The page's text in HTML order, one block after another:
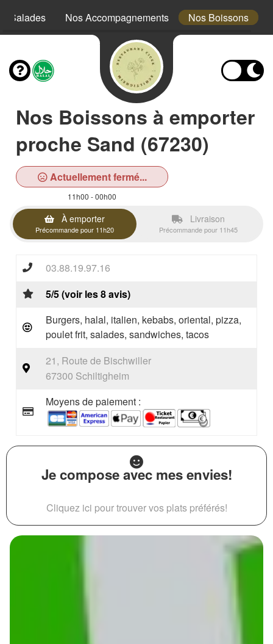
Salades Nos Accompagnements Nos Boissons
Nos Boissons à emporter
proche Sand (67230)
Actuellement fermé...
11h00 - 00h00
À emporter
Précommande pour 11h20
Livraison
Précommande pour 11h45
03.88.19.97.16
5/5 (voir les 8 avis)
Burgers, halal, italien, kebabs, oriental, pizza,
poulet frit, salades, sandwiches, tacos
21, Route de Bischwiller
67300 Schiltigheim
Moyens de paiement :
Je compose avec mes envies!
Cliquez ici pour trouver vos plats préférés!